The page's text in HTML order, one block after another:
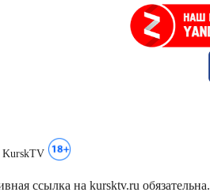
ссылка на kursktv.ru обязательна.